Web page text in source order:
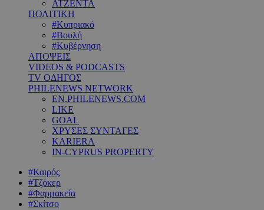
ΑΤΖΕΝΤΑ
ΠΟΛΙΤΙΚΗ
#Κυπριακό
#Βουλή
#Κυβέρνηση
ΑΠΟΨΕΙΣ
VIDEOS & PODCASTS
TV ΟΔΗΓΟΣ
PHILENEWS NETWORK
EN.PHILENEWS.COM
LIKE
GOAL
ΧΡΥΣΕΣ ΣΥΝΤΑΓΕΣ
KARIERA
IN-CYPRUS PROPERTY
#Καιρός
#Τζόκερ
#Φαρμακεία
#Σκίτσο